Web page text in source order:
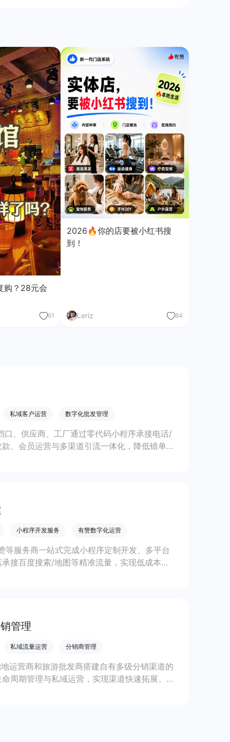
购？28元会
61
2026🔥你的店要被小红书搜
到！
Leriz 84
私域客户运营 数字化批发管理
、供应商、工厂通过零代码小程序承接电话/
、会员运营与多渠道引流一体化，降低错单漏
小程序开发服务 有赞数字化运营
服务商一站式完成小程序定制开发、多平台
接百度搜索/地图等精准流量，实现低成本获
管理
私域流量运营 分销商管理
运营商和旅游批发商搭建自有多级分销渠道的
周期管理与私域运营，实现渠道快速拓展、结